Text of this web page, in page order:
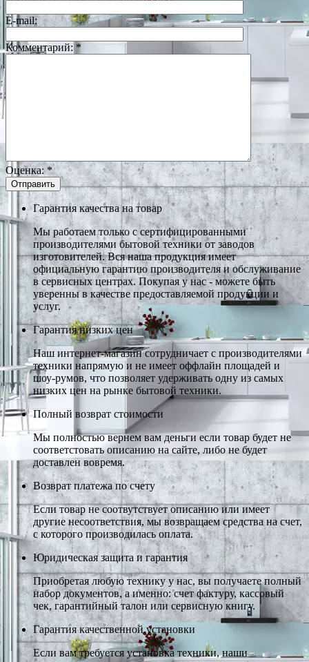
E-mail:
Комментарий: *
Оценка:*
Гарантия качества на товар
Мы работаем только с сертифицированными
производителями бытовой техники от заводов
изготовителей. Вся наша продукция имеет
официальную гарантию производителя и обслуживание
в сервисных центрах. Покупая у нас - можете быть
уверенны в качестве предоставляемой продукции и
услуг.
Гарантия низких цен
Наш интернет-магазин сотрудничает с производителями
техники напрямую и не имеет оффлайн площадей и
шоу-румов, что позволяет удерживать одну из самых
низких цен на рынке бытовой техники.
Полный возврат стоимости
Мы полностью вернем вам деньги если товар будет не
соответстовать описанию на сайте, либо не будет
доставлен вовремя.
Возврат платежа по счету
Если товар не соотвутствует описанию или имеет
другие несоответствия, мы возвращаем средства на счет,
с которого производилась оплата.
Юридическая защита и гарантия
Приобретая любую технику у нас, вы получаете полный
набор документов, а именно: счет фактуру, кассовый
чек, гарантийный талон или сервисную книгу.
Гарантия качественной установки
Если вам требуется установка техники, наши